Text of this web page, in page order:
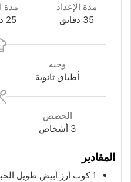
مدة الإعداد
35 دقائق
دقائق
مدة
25
وجبة
أطباق ثانوية
الحصص
3 أشخاص
المقادير
1 كوب أرز أبيض طويل